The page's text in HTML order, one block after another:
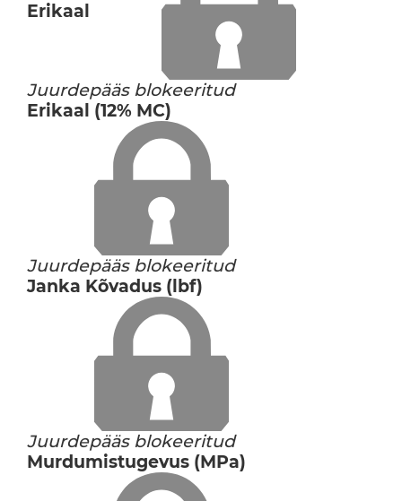
Erikaal
Juurdepääs blokeeritud
Erikaal (12% MC)
Juurdepääs blokeeritud
Janka Kõvadus (lbf)
Juurdepääs blokeeritud
Murdumistugevus (MPa)